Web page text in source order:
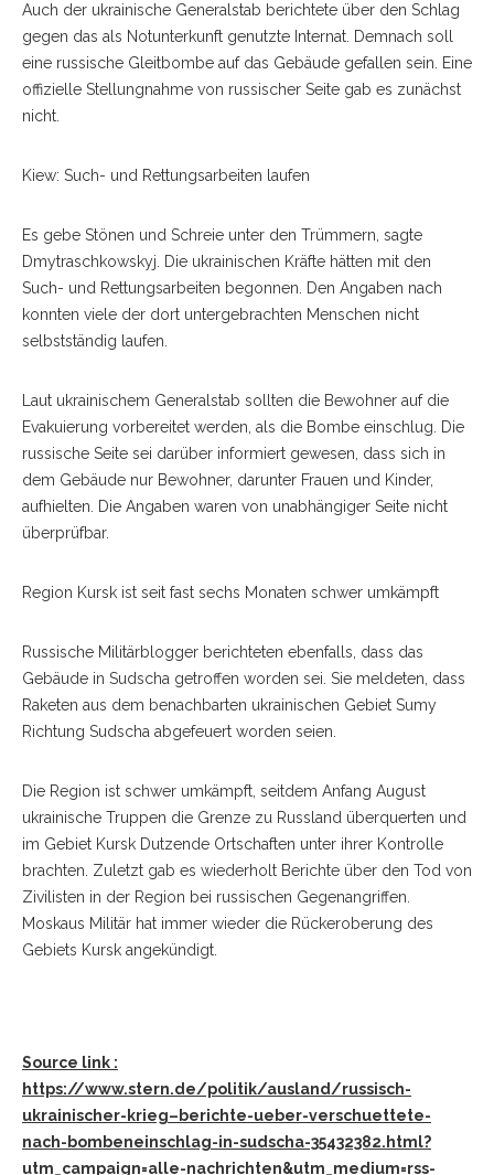
Auch der ukrainische Generalstab berichtete über den Schlag
gegen das als Notunterkunft genutzte Internat. Demnach soll
eine russische Gleitbombe auf das Gebäude gefallen sein. Eine
offizielle Stellungnahme von russischer Seite gab es zunächst
nicht.
Kiew: Such- und Rettungsarbeiten laufen
Es gebe Stönen und Schreie unter den Trümmern, sagte
Dmytraschkowskyj. Die ukrainischen Kräfte hätten mit den
Such- und Rettungsarbeiten begonnen. Den Angaben nach
konnten viele der dort untergebrachten Menschen nicht
selbstständig laufen.
Laut ukrainischem Generalstab sollten die Bewohner auf die
Evakuierung vorbereitet werden, als die Bombe einschlug. Die
russische Seite sei darüber informiert gewesen, dass sich in
dem Gebäude nur Bewohner, darunter Frauen und Kinder,
aufhielten. Die Angaben waren von unabhängiger Seite nicht
überprüfbar.
Region Kursk ist seit fast sechs Monaten schwer umkämpft
Russische Militärblogger berichteten ebenfalls, dass das
Gebäude in Sudscha getroffen worden sei. Sie meldeten, dass
Raketen aus dem benachbarten ukrainischen Gebiet Sumy
Richtung Sudscha abgefeuert worden seien.
Die Region ist schwer umkämpft, seitdem Anfang August
ukrainische Truppen die Grenze zu Russland überquerten und
im Gebiet Kursk Dutzende Ortschaften unter ihrer Kontrolle
brachten. Zuletzt gab es wiederholt Berichte über den Tod von
Zivilisten in der Region bei russischen Gegenangriffen.
Moskaus Militär hat immer wieder die Rückeroberung des
Gebiets Kursk angekündigt.
Source link :
https://www.stern.de/politik/ausland/russisch-
ukrainischer-krieg–berichte-ueber-verschuettete-
nach-bombeneinschlag-in-sudscha-35432382.html?
utm_campaign=alle-nachrichten&utm_medium=rss-